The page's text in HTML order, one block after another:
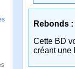
Rebonds :
Cette BD
créant une